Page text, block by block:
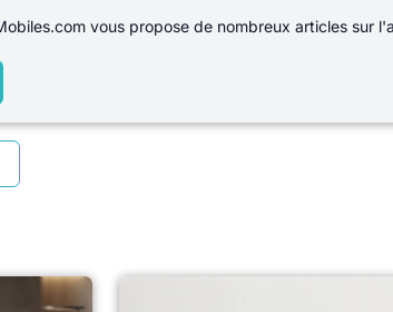
vous propose de nombreux articles sur